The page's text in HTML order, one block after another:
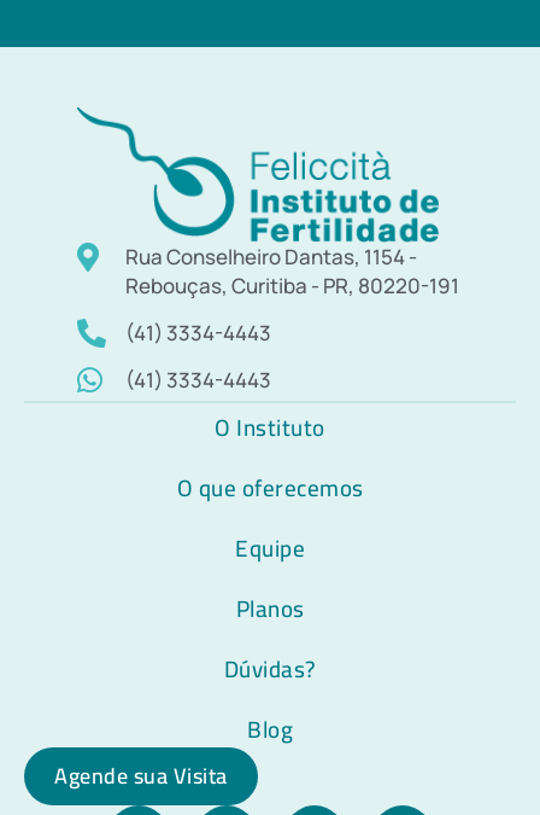
Rua Conselheiro Dantas, 1154 -
Rebouças, Curitiba - PR, 80220-191
(41) 3334-4443
(41) 3334-4443
O Instituto
O que oferecemos
Equipe
Planos
Dúvidas?
Blog
Agende sua Visita